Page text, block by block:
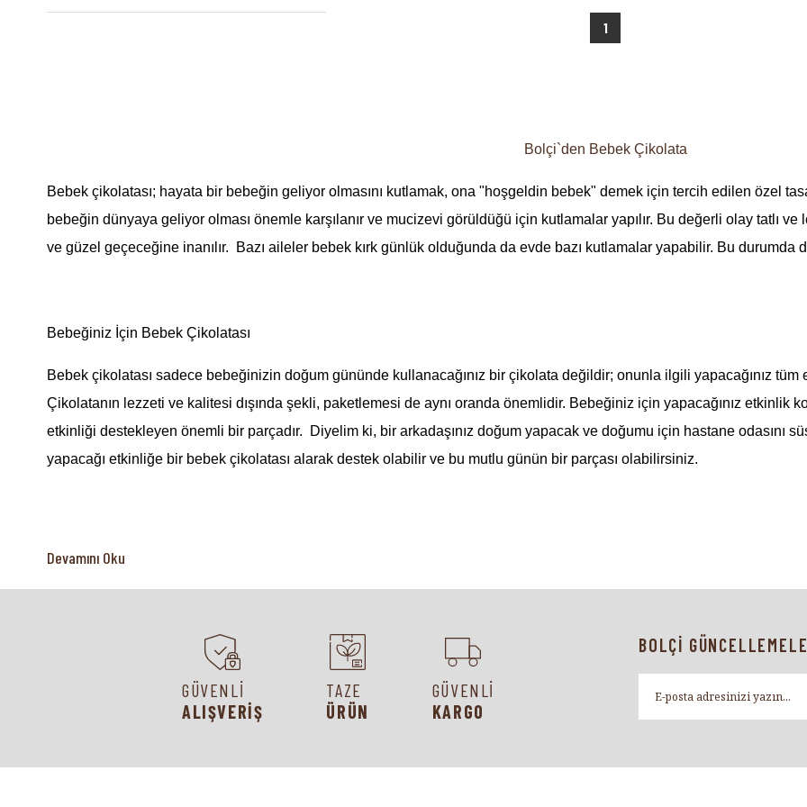
1
Bolçi`den Bebek Çikolata
Bebek çikolatası; hayata bir bebeğin geliyor olmasını kutlamak, ona "hoşgeldin bebek" demek için tercih edilen özel
bebeğin dünyaya geliyor olması önemle karşılanır ve mucizevi görüldüğü için kutlamalar yapılır. Bu değerli olay tatlı
ve güzel geçeceğine inanılır. Bazı aileler bebek kırk günlük olduğunda da evde bazı kutlamalar yapabilir. Bu durumda
Bebeğiniz İçin Bebek Çikolatası
Bebek çikolatası sadece bebeğinizin doğum gününde kullanacağınız bir çikolata değildir; onunla ilgili yapacağınız
Çikolatanın lezzeti ve kalitesi dışında şekli, paketlemesi de aynı oranda önemlidir. Bebeğiniz için yapacağınız
etkinliği destekleyen önemli bir parçadır. Diyelim ki, bir arkadaşınız doğum yapacak ve doğumu için hastane odasını
yapacağı etkinliğe bir bebek çikolatası alarak destek olabilir ve bu mutlu günün bir parçası olabilirsiniz.
Babyshower etkinlikleri, bir kadının anne olmasını kutlamak için arkadaşlarıyla veya akrabalarıyla yaptığı
çikolatası seçebilir, gün içinde çekilecek fotoğraflar için güzel kareler yaratabilirsiniz. "Hoşgeldin bebek!" demek için
Devamını Oku
GÜVENLİ
ALIŞVERİŞ
TAZE
ÜRÜN
GÜVENLİ
KARGO
BOLÇİ